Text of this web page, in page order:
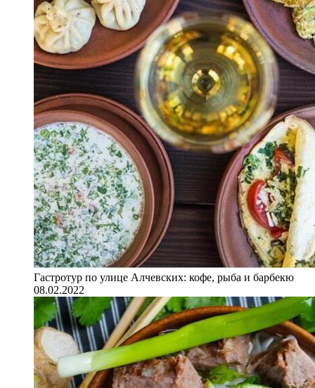
Гастротур по улице Алчевских: кофе, рыба и барбекю
08.02.2022